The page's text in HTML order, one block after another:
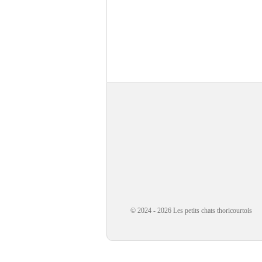
© 2024 - 2026 Les petits chats thoricourtois